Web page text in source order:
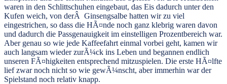
waren in den Schlittschuhen eingebaut, das Eis dadurch unter den
Kufen weich, von derÂ Ginsengsalbe hatten wir zu viel
eingestrichen, so dass die HÃ¤nde noch ganz klebrig waren davon
und dadurch die Passgenauigkeit im einstelligen Prozentbereich war.
Aber genau so wie jede Kaffeefahrt einmal vorbei geht, kamen wir
auch langsam wieder zurÃ¼ck ins Leben und begannen endlich
unseren FÃ¤higkeiten entsprechend mitzuspielen. Die erste HÃ¤lfte
lief zwar noch nicht so wie gewÃ¼nscht, aber immerhin war der
Spielstand noch relativ knapp.